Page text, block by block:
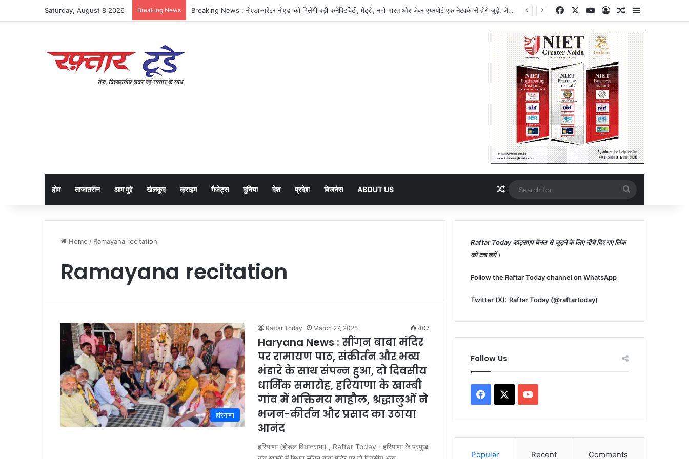
Saturday, August 8 2026 Breaking News Breaking News : नोएडा-ग्रेटर नोएडा को मिलेगी बड़ी कनेक्टिविटी, मेट्रो, नमो भारत और जेवर एयरपोर्ट एक नेटवर्क से होंगे जुड़े, जेवर एयरपोर्ट की कनेक्टिविटी होगी और मजबूत, DPR केंद्र सरकार को भेजी गई, औद्योगिक विकास और निवेश को मिलेगा बढ़ावा, भविष्य के स्मार्ट ट्रांसपोर्ट सिस्टम की ओर बड़ा कदम FacebookYouTubeLog InRandom Article
होम ताजातरीन आम मुद्दे खेलकूद क्राइम गैजेट्स दुनिया देश प्रदेश बिजनेस ABOUT US Random Article
for
Home / Ramayana recitation
Ramayana recitation
हरियाणा
Raftar Today March 27, 2025 407
Haryana News : सींगन बाबा मंदिर
पर रामायण पाठ, संकीर्तन और भव्य
भंडारे के साथ संपन्न हुआ, दो दिवसीय
धार्मिक समारोह, हरियाणा के खाम्बी
गांव में भक्तिमय माहौल, श्रद्धालुओं ने
भजन-कीर्तन और प्रसाद का उठाया
आनंद
हरियाणा (होडल विधानसभा) , Raftar Today। हरियाणा के प्रमुख
Raftar Today व्हाट्सएप चैनल से जुड़ने के लिए नीचे दिए गए लिंक
को टच करें।
Follow the Raftar Today channel on WhatsApp
Twitter (X): Raftar Today (@raftartoday)
Follow Us
c
e
u
T
Popular Recent Comments